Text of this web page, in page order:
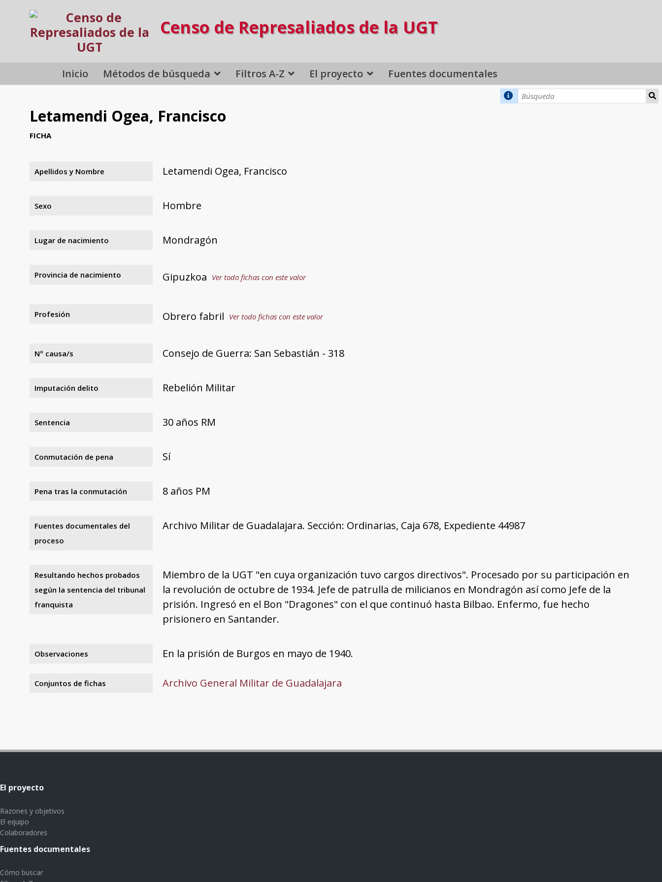
Censo de Represaliados de la UGT
Inicio Métodos de búsqueda Filtros A-Z El proyecto Fuentes documentales
Letamendi Ogea, Francisco
FICHA
Apellidos y Nombre Letamendi Ogea, Francisco
Sexo Hombre
Lugar de nacimiento Mondragón
Provincia de nacimiento Gipuzkoa Ver todo fichas con este valor
Profesión Obrero fabril Ver todo fichas con este valor
Nº causa/s Consejo de Guerra: San Sebastián - 318
Imputación delito Rebelión Militar
Sentencia 30 años RM
Conmutación de pena Sí
Pena tras la conmutación 8 años PM
Fuentes documentales del
proceso
Archivo Militar de Guadalajara. Sección: Ordinarias, Caja 678, Expediente 44987
Resultando hechos probados
según la sentencia del tribunal
franquista
Miembro de la UGT "en cuya organización tuvo cargos directivos". Procesado por su participación en
la revolución de octubre de 1934. Jefe de patrulla de milicianos en Mondragón así como Jefe de la
prisión. Ingresó en el Bon "Dragones" con el que continuó hasta Bilbao. Enfermo, fue hecho
prisionero en Santander.
Observaciones En la prisión de Burgos en mayo de 1940.
Conjuntos de fichas Archivo General Militar de Guadalajara
El proyecto
Razones y objetivos
El equipo
Colaboradores
Fuentes documentales
Cómo buscar